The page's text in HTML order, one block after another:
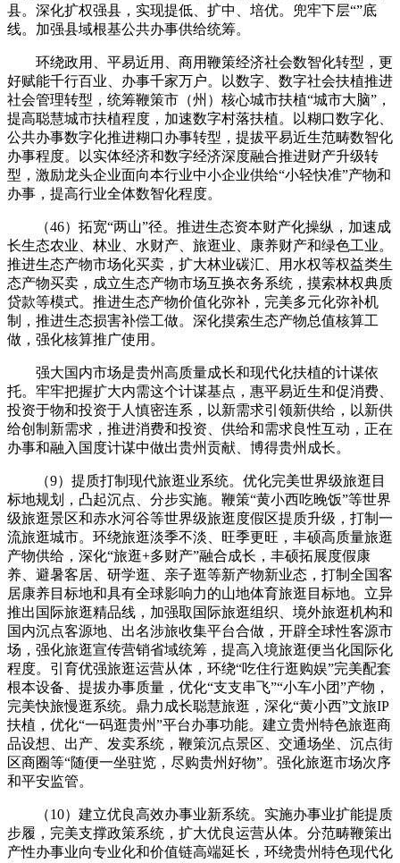
县。深化扩权强县，实现提低、扩中、培优。兜牢下层“”底
线。加强县域根基公共办事供给统筹。
环绕政用、平易近用、商用鞭策经济社会数智化转型，更
好赋能千行百业、办事千家万户。以数字、数字社会扶植推进
社会管理转型，统筹鞭策市（州）核心城市扶植“城市大脑”，
提高聪慧城市扶植程度，加速数字村落扶植。以糊口数字化、
公共办事数字化推进糊口办事转型，提拔平易近生范畴数智化
办事程度。以实体经济和数字经济深度融合推进财产升级转
型，激励龙头企业面向本行业中小企业供给“小轻快准”产物和
办事，提高行业全体数智化程度。
（46）拓宽“两山”径。推进生态资本财产化操纵，加速成
长生态农业、林业、水财产、旅逛业、康养财产和绿色工业。
推进生态产物市场化买卖，扩大林业碳汇、用水权等权益类生
态产物买卖，成立生态产物市场互换衣务系统，摸索林权典质
贷款等模式。推进生态产物价值化弥补，完美多元化弥补机
制，推进生态损害补偿工做。深化摸索生态产物总值核算工
做，强化核算推广使用。
强大国内市场是贵州高质量成长和现代化扶植的计谋依
托。牢牢把握扩大内需这个计谋基点，惠平易近生和促消费、
投资于物和投资于人慎密连系，以新需求引领新供给，以新供
给创制新需求，推进消费和投资、供给和需求良性互动，正在
办事和融入国度计谋中做出贵州贡献、博得贵州成长。
（9）提质打制现代旅逛业系统。优化完美世界级旅逛目
标地规划，凸起沉点、分步实施。鞭策“黄小西吃晚饭”等世界
级旅逛景区和赤水河谷等世界级旅逛度假区提质升级，打制一
流旅逛城市。环绕旅逛淡季不淡、旺季更旺，丰硕高质量旅逛
产物供给，深化“旅逛+多财产”融合成长，丰硕拓展度假康
养、避暑客居、研学逛、亲子逛等新产物新业态，打制全国客
居康养目标地和具有全球影响力的山地体育旅逛目标地。立异
推出国际旅逛精品线，加强取国际旅逛组织、境外旅逛机构和
国内沉点客源地、出名涉旅收集平台合做，开辟全球性客源市
场，强化旅逛宣传营销省域统筹，提高入境旅逛便当化国际化
程度。引育优强旅逛运营从体，环绕“吃住行逛购娱”完美配套
根本设备、提拔办事质量，优化“支支串飞”“小车小团”产物，
完美快旅慢逛系统。鼎力成长聪慧旅逛，深化“黄小西”文旅IP
扶植，优化“一码逛贵州”平台办事功能。建立贵州特色旅逛商
品设想、出产、发卖系统，鞭策沉点景区、交通场坐、沉点街
区商圈等“随便一坐驻览，尽购贵州好物”。强化旅逛市场次序
和平安监管。
（10）建立优良高效办事业新系统。实施办事业扩能提质
步履，完美支撑政策系统，扩大优良运营从体。分范畴鞭策出
产性办事业向专业化和价值链高端延长，环绕贵州特色现代化